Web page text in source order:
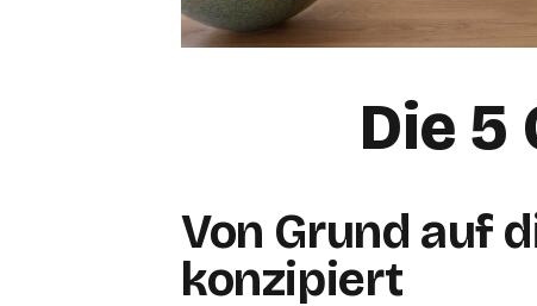
Die
Von Grund auf
konzipiert